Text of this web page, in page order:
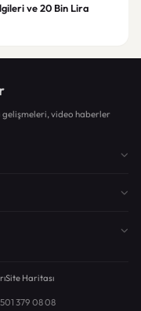
ve 20 Bin Lira
gelişmeleri, video haberler
Site Haritası
379 08 08